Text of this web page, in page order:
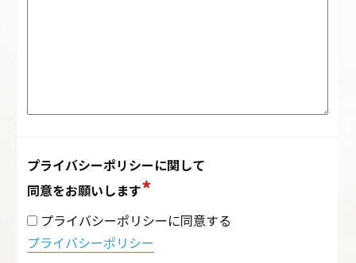
プライバシーポリシーに関して
同意をお願いします
プライバシーポリシーに同意する
プライバシーポリシー